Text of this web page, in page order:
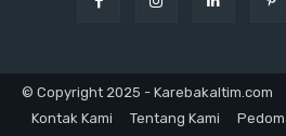
© Copyright 2025 - Karebakaltim.com
Kontak Kami
Tentang Kami